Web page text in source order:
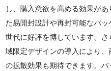
し、購入意欲を高める効果が
た易開封設計や再封可能なパ
世代に好評を博しています。
域限定デザインの導入により
の拡散効果も期待できます。